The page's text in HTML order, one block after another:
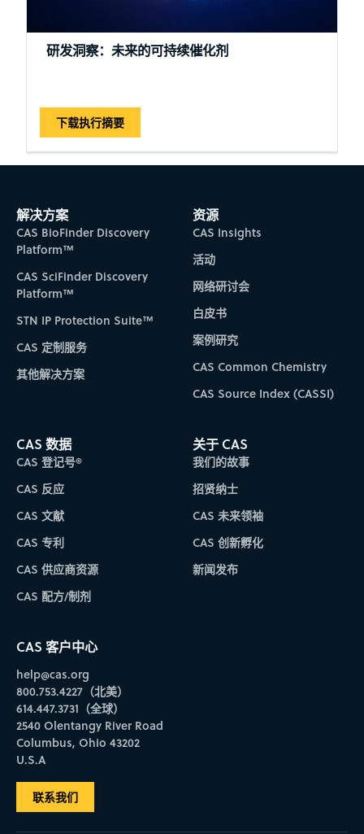
研发洞察：未来的可持续催化剂
下载执行摘要
解决方案
CAS BioFinder Discovery
Platform™
CAS SciFinder Discovery
Platform™
STN IP Protection Suite™
CAS 定制服务
其他解决方案
资源
CAS Insights
活动
网络研讨会
白皮书
案例研究
CAS Common Chemistry
CAS Source Index (CASSI)
CAS 数据
CAS 登记号®
CAS 反应
CAS 文献
CAS 专利
CAS 供应商资源
CAS 配方/制剂
关于 CAS
我们的故事
招贤纳士
CAS 未来领袖
CAS 创新孵化
新闻发布
CAS 客户中心
help@cas.org
800.753.4227（北美）
614.447.3731（全球）
2540 Olentangy River Road
Columbus, Ohio 43202
U.S.A
联系我们